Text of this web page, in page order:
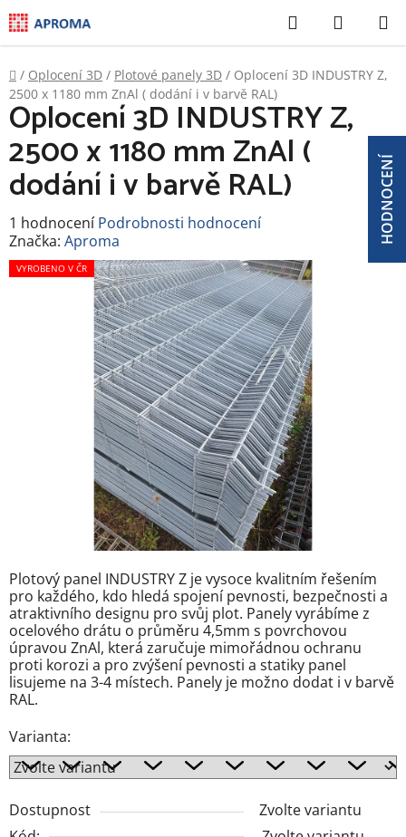
Přejít
na
obsah
Hledat
KOŠÍK
Domů
/ Oplocení 3D / Plotové panely 3D / Oplocení 3D INDUSTRY Z,
2500 x 1180 mm ZnAl ( dodání i v barvě RAL)
Plotový panel INDUSTRY Z je vysoce kvalitním řešením
pro každého, kdo hledá spojení pevnosti, bezpečnosti a
atraktivního designu pro svůj plot. Panely vyrábíme z
ocelového drátu o průměru 4,5mm s povrchovou
úpravou ZnAl, která zaručuje mimořádnou ochranu
proti korozi a pro zvýšení pevnosti a statiky panel
lisujeme na 3-4 místech. Panely je možno dodat i v barvě
RAL.
Varianta:
Dostupnost
Zvolte variantu
Oplocení 3D INDUSTRY Z,
2500 x 1180 mm ZnAl (
dodání i v barvě RAL)
Průměrné
hodnocení
je
1 hodnocení Podrobnosti hodnocení
Značka: Aproma
VYROBENO V ČR
HODNOCENÍ